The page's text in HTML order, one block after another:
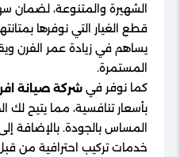
الشهيرة والمتنوعة، لضمان
قطع الغيار التي نوفرها
يساهم في زيادة عمر الفرن
المستمرة.
كما نوفر في شركة صيانة
بأسعار تنافسية، مما يتيح لك
المساس بالجودة. بالإضافة
خدمات تركيب احترافية من